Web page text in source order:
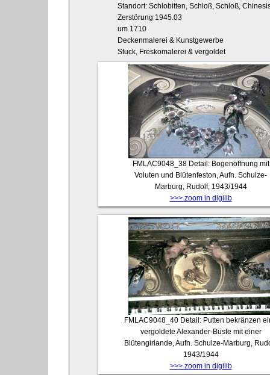
Standort: Schlobitten, Schloß, Schloß,
Zerstörung 1945.03
um 1710
Deckenmalerei & Kunstgewerbe
Stuck, Freskomalerei & vergoldet
FMLAC9048_38 Detail: Bogenöffnung mit
Voluten und Blütenfeston, Aufn. Schulze-
Marburg, Rudolf, 1943/1944
>>> zoom in digilib
FMLAC9048_40 Detail: Putten bekränzen
vergoldete Alexander-Büste mit einer
Blütengirlande, Aufn. Schulze-Marburg,
1943/1944
>>> zoom in digilib